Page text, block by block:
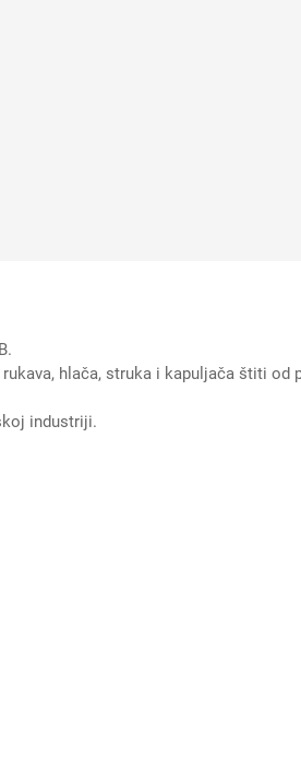
hlača, struka i kapuljača štiti od
industriji.